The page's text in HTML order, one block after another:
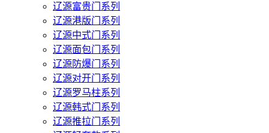
辽源富贵门系列
辽源港版门系列
辽源中式门系列
辽源面包门系列
辽源防爆门系列
辽源对开门系列
辽源罗马柱系列
辽源韩式门系列
辽源推拉门系列